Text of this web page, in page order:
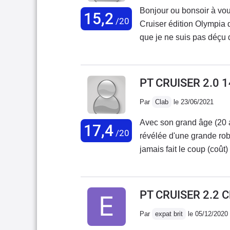
15,2 /20
Bonjour ou bonsoir à vous, Je suis devenu le possesseur d'une
Cruiser édition Olympia
que je ne suis pas déçu
car malgré ses 1,7
que 6/7 L au 100 et
quand il y a personne à
commence ? -Sa
m'aimes pas je m'en
de la Citroën C4
tout le monde" et
impeccable; l'intérieur
une présence de
17,4/20
PT CRUISER 2.0
Par Clab le 23/06/2021
Avec son grand âge (20
révélée d'une grande
jamais fait le coup
spartiate, très peu de
d'allumage, verrins
compris l'embrayage !
consommables et des
PT CRUISER 2.2
Par expat brit le 05/12/2020